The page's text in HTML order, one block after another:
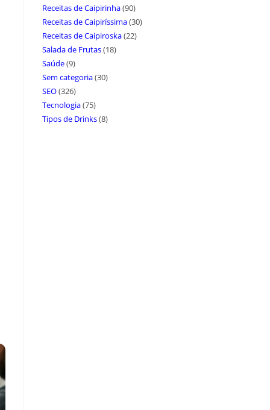
Receitas de Caipirinha(90)
Receitas de Caipiríssima(30)
Receitas de Caipiroska(22)
Salada de Frutas(18)
Saúde(9)
Sem categoria(30)
SEO(326)
Tecnologia(75)
Tipos de Drinks(8)